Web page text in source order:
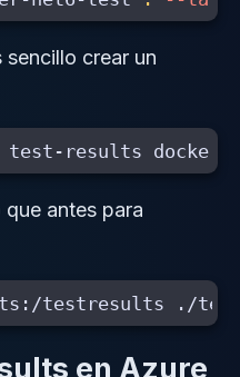
sencillo crear un
antes para
en Azure